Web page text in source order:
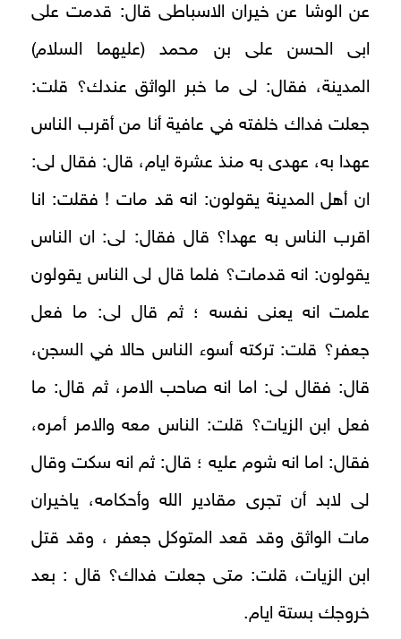
عن الوشا عن خيران الاسباطى قال: قدمت على
ابى الحسن على بن محمد (عليهما السلام)
المدينة، فقال: لى ما خبر الواثق عندك؟ قلت:
جعلت فداك خلفته في عافية أنا من أقرب الناس
عهدا به، عهدى به منذ عشرة ايام، قال: فقال لى:
ان أهل المدينة يقولون: انه قد مات ! فقلت: انا
اقرب الناس به عهدا؟ قال فقال: لى: ان الناس
يقولون: انه قدمات؟ فلما قال لى الناس يقولون
علمت انه يعنى نفسه ؛ ثم قال لى: ما فعل
جعفر؟ قلت: تركته أسوء الناس حالا في السجن،
قال: فقال لى: اما انه صاحب الامر، ثم قال: ما
فعل ابن الزيات؟ قلت: الناس معه والامر أمره،
فقال: اما انه شوم عليه ؛ قال: ثم انه سكت وقال
لى لابد أن تجرى مقادير الله وأحكامه، ياخيران
مات الواثق وقد قعد المتوكل جعفر ، وقد قتل
ابن الزيات، قلت: متى جعلت فداك؟ قال : بعد
خروجك بستة ايام.